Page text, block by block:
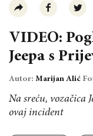
VIDEO:
Jeepa s
Autor: Marijan Alić
Na sreću, vozačica
ovaj incident